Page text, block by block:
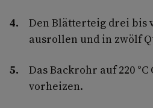
Den Blätterteig drei
ausrollen und in zwölf
Das Backrohr auf 220
vorheizen.